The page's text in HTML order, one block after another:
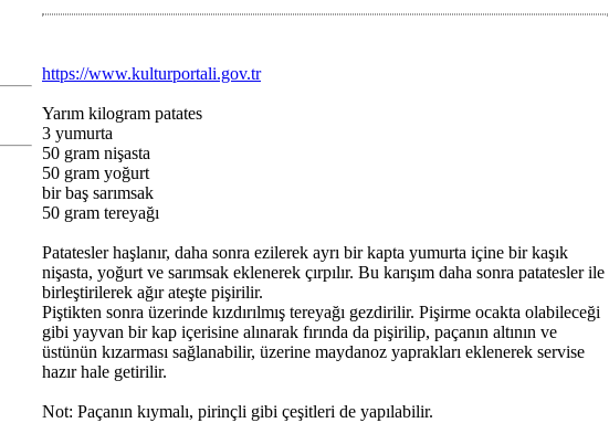
https://www.kulturportali.gov.tr
Yarım kilogram patates
3 yumurta
50 gram nişasta
50 gram yoğurt
bir baş sarımsak
50 gram tereyağı
Patatesler haşlanır, daha sonra ezilerek ayrı bir kapta yumurta içine bir kaşık
nişasta, yoğurt ve sarımsak eklenerek çırpılır. Bu karışım daha sonra patatesler ile
birleştirilerek ağır ateşte pişirilir.
Piştikten sonra üzerinde kızdırılmış tereyağı gezdirilir. Pişirme ocakta olabileceği
gibi yayvan bir kap içerisine alınarak fırında da pişirilip, paçanın altının ve
üstünün kızarması sağlanabilir, üzerine maydanoz yaprakları eklenerek servise
hazır hale getirilir.
Not: Paçanın kıymalı, pirinçli gibi çeşitleri de yapılabilir.